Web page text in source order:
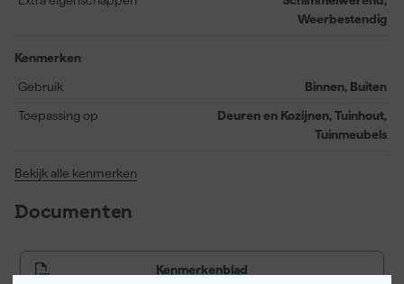
vrijwel geurloos, zodat je zorgeloos je buitenruimte kunt
droogtijd van stofdroog in 2-4 uur, kun je na 16 uur eenvoudig een
Weerbestendig
Kenmerken
Gebruik
Binnen, Buiten
Toepassing op
Deuren en Kozijnen, Tuinhout,
Tuinmeubels
Bekijk alle kenmerken
Documenten
Kenmerkenblad